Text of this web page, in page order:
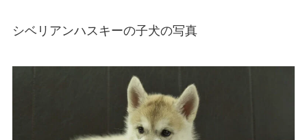
シベリアンハスキーの子犬の写真